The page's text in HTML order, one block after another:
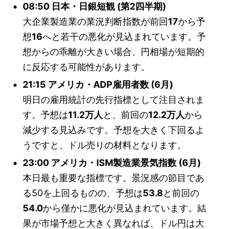
08:50 日本・日銀短観 (第2四半期)
大企業製造業の業況判断指数が前回17から予
想16へと若干の悪化が見込まれています。予
想からの乖離が大きい場合、円相場が短期的
に反応する可能性があります。
21:15 アメリカ・ADP雇用者数 (6月)
明日の雇用統計の先行指標として注目されま
す。予想は11.2万人 と、前回の12.2万人から
減少する見込みです。予想を大きく下回るよ
うですと、ドル売りの材料となります。
23:00 アメリカ・ISM製造業景気指数 (6月)
本日最も重要な指標です。景況感の節目であ
る50を上回るものの、予想は53.8と前回の
54.0から僅かに悪化が見込まれています。結
果が市場予想と大きく異なれば、ドル円は大